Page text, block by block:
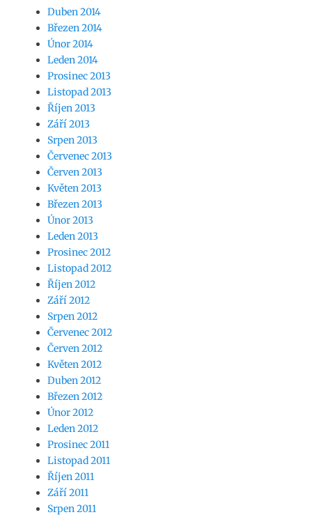
Duben 2014
Březen 2014
Únor 2014
Leden 2014
Prosinec 2013
Listopad 2013
Říjen 2013
Září 2013
Srpen 2013
Červenec 2013
Červen 2013
Květen 2013
Březen 2013
Únor 2013
Leden 2013
Prosinec 2012
Listopad 2012
Říjen 2012
Září 2012
Srpen 2012
Červenec 2012
Červen 2012
Květen 2012
Duben 2012
Březen 2012
Únor 2012
Leden 2012
Prosinec 2011
Listopad 2011
Říjen 2011
Září 2011
Srpen 2011